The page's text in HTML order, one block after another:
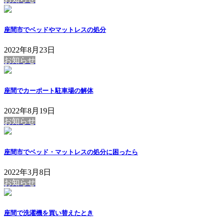
座間市でベッドやマットレスの処分
2022年8月23日
お知らせ
座間でカーポート駐車場の解体
2022年8月19日
お知らせ
座間市でベッド・マットレスの処分に困ったら
2022年3月8日
お知らせ
座間で洗濯機を買い替えたとき